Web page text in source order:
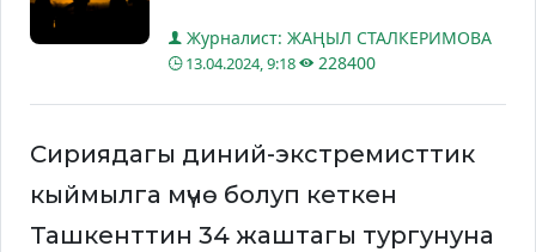
Журналист: ЖАҢЫЛ СТАЛКЕРИМОВА
13.04.2024, 9:18 228400
Сириядагы диний-экстремисттик
кыймылга мүчө болуп кеткен
Ташкенттин 34 жаштагы тургунуна